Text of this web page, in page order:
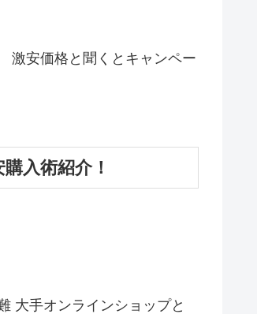
激安価格と聞くとキャンペー
入術紹介！
大手オンラインショップと